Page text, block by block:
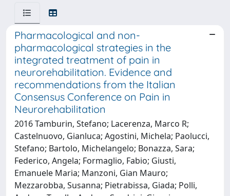
Pharmacological and non-
pharmacological strategies in the
integrated treatment of pain in
neurorehabilitation. Evidence and
recommendations from the Italian
Consensus Conference on Pain in
Neurorehabilitation
2016 Tamburin, Stefano; Lacerenza, Marco R;
Castelnuovo, Gianluca; Agostini, Michela; Paolucci,
Stefano; Bartolo, Michelangelo; Bonazza, Sara;
Federico, Angela; Formaglio, Fabio; Giusti,
Emanuele Maria; Manzoni, Gian Mauro;
Mezzarobba, Susanna; Pietrabissa, Giada; Polli,